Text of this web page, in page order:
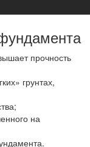
прочность
грунтах,
на